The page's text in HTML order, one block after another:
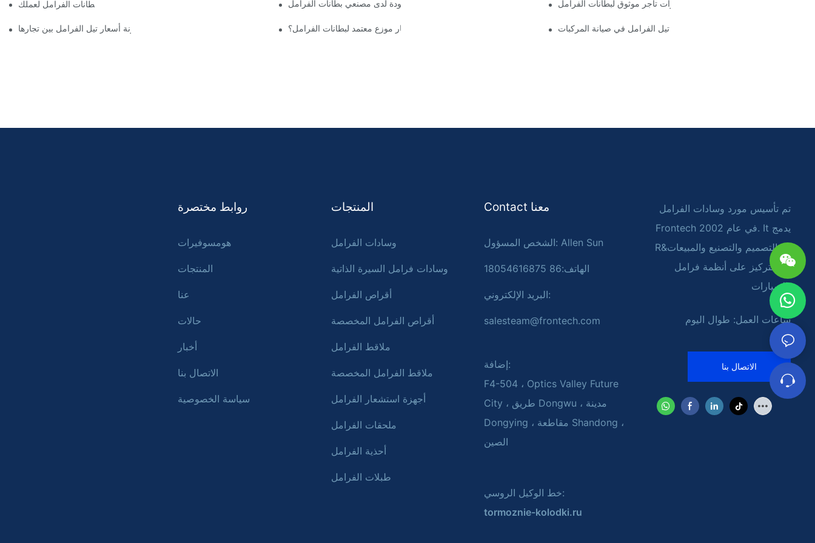
إيجاد موزعين موثوقين لبطانات الفرامل لعملك فهم معايير الجودة لدى مصنعي بطانات الفرامل أهم مميزات تاجر موثوق لبطانات الفرامل
كيفية مقارنة أسعار تيل الفرامل بين تجارها لماذا يجب عليك اختيار موزع معتمد لبطانات الفرامل؟ دور تجار تيل الفرامل في صيانة المركبات
روابط مختصرة
هومسوفيرات
المنتجات
عنا
حالات
أخبار
الاتصال بنا
سياسة الخصوصية
المنتجات
وسادات الفرامل
وسادات فرامل السيرة الذاتية
أقراص الفرامل
أقراص الفرامل المخصصة
ملاقط الفرامل
ملاقط الفرامل المخصصة
أجهزة استشعار الفرامل
ملحقات الفرامل
أحذية الفرامل
طبلات الفرامل
Contact معنا
الشخص المسؤول: Allen Sun
الهاتف:86 18054616875
البريد الإلكتروني:
salesteam@frontech.com
إضافة:
F4-504 ، Optics Valley Future
City ، طريق Dongwu ، مدينة
Dongying ، مقاطعة Shandong ،
الصين
خط الوكيل الروسي:
tormoznie-kolodki.ru
تم تأسيس مورد وسادات الفرامل
Frontech في عام 2002. It يدمج
R&د ـ التصميم والتصنيع والمبيعات
مع التركيز على أنظمة فرامل
السيارات
ساعات العمل: طوال اليوم
الاتصال بنا